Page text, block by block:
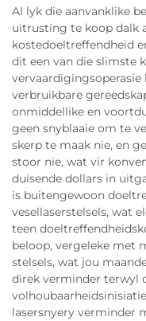
Al lyk die aanvanklike
uitrusting te koop dalk
kostedoeltreffendheid
dit een van die slimste
verbruikbare
onmiddellike en
geen snyblaaie om te
skerp te maak nie, en
stoor nie, wat vir
duisende dollars in
is buitengewoon
vesellaserstelsels, wat
teen
beloop, vergeleke met
stelsels, wat jou
direk verminder terwyl
lasersnyery verminder